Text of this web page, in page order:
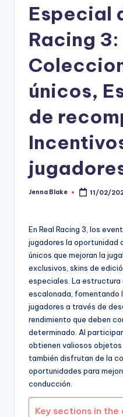
Especial
Racing 3:
únicos,
de
Posted
Jenna Blake 11/02/
En Real Racing 3, los
jugadores la oportunidad
únicos que mejoran la
exclusivos, skins de
especiales. La estructura
escalonada, fomentando
jugadores a través de
rendimiento que deben
determinado. Al
obtienen valiosos objetos
también disfrutan de la
oportunidades para
conducción.
Key sections in the